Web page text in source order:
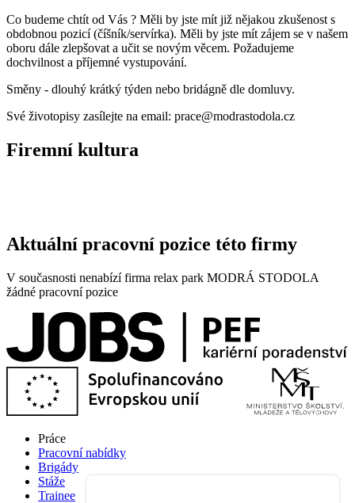
Co budeme chtít od Vás ? Měli by jste mít již nějakou zkušenost s
obdobnou pozicí (číšník/servírka). Měli by jste mít zájem se v našem
oboru dále zlepšovat a učit se novým věcem. Požadujeme
dochvilnost a příjemné vystupování.
Směny - dlouhý krátký týden nebo bridágně dle domluvy.
Své životopisy zasílejte na email: prace@modrastodola.cz
Firemní kultura
Aktuální pracovní pozice této firmy
V současnosti nenabízí firma relax park MODRÁ STODOLA
žádné pracovní pozice
Práce
Pracovní nabídky
Brigády
Stáže
Trainee